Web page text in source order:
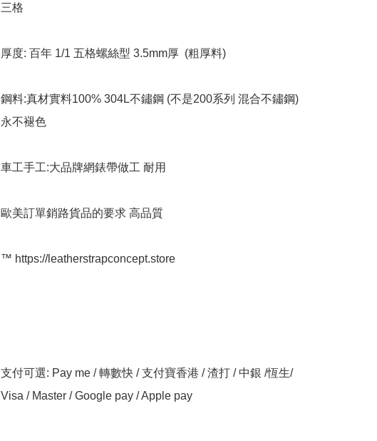
三格
厚度: 百年 1/1 五格螺絲型 3.5mm厚  (粗厚料)
鋼料:真材實料100% 304L不鏽鋼 (不是200系列 混合不鏽鋼)
永不褪色
車工手工:大品牌網錶帶做工 耐用
歐美訂單銷路貨品的要求 高品質
™️ https://leatherstrapconcept.store
支付可選: Pay me / 轉數快 / 支付寶香港 / 渣打 / 中銀 /恆生/
Visa / Master / Google pay / Apple pay